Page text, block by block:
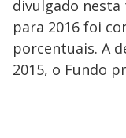
divulgado nesta
para 2016 foi
porcentuais. A
2015, o Fundo